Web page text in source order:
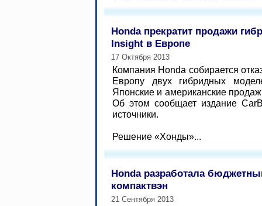
Honda прекратит продажи
Insight в Европе
17 Октября 2013
Компания Honda собирается
Европу двух гибридных
Японские и американские
Об этом сообщает издание
источники.
Решение «Хонды»...
Honda разработала
компактвэн
21 Сентября 2013